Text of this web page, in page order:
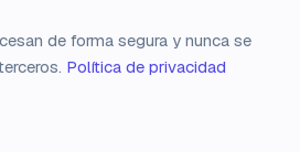
de forma segura y nunca se
Política de privacidad